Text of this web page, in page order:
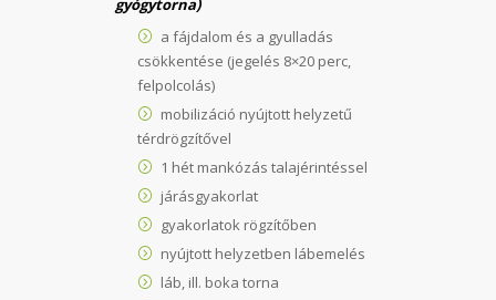
gyógytorna)
a fájdalom és a gyulladás
csökkentése (jegelés 8×20 perc,
felpolcolás)
mobilizáció nyújtott helyzetű
térdrögzítővel
1 hét mankózás talajérintéssel
járásgyakorlat
gyakorlatok rögzítőben
nyújtott helyzetben lábemelés
láb, ill. boka torna